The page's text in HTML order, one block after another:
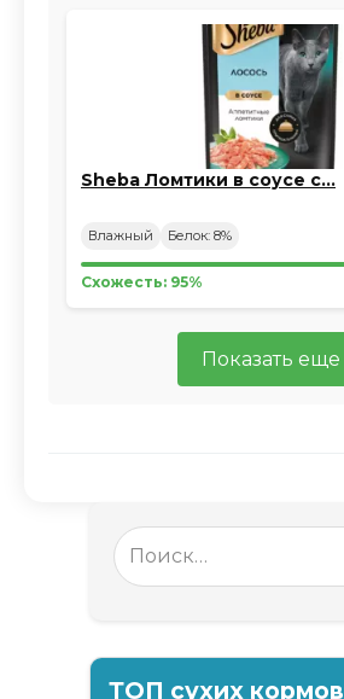
Sheba Ломтики в соусе с…
Влажный Белок: 8%
Схожесть: 95%
Показать еще
Search
for:
ТОП сухих кормов